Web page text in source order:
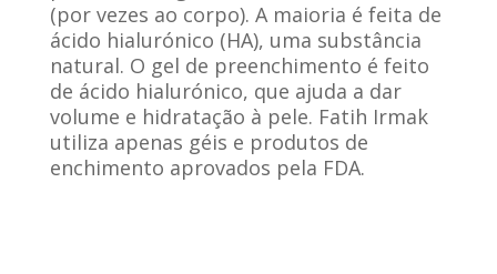
(por vezes ao corpo). A maioria é feita de
ácido hialurónico (HA), uma substância
natural. O gel de preenchimento é feito
de ácido hialurónico, que ajuda a dar
volume e hidratação à pele. Fatih Irmak
utiliza apenas géis e produtos de
enchimento aprovados pela FDA.